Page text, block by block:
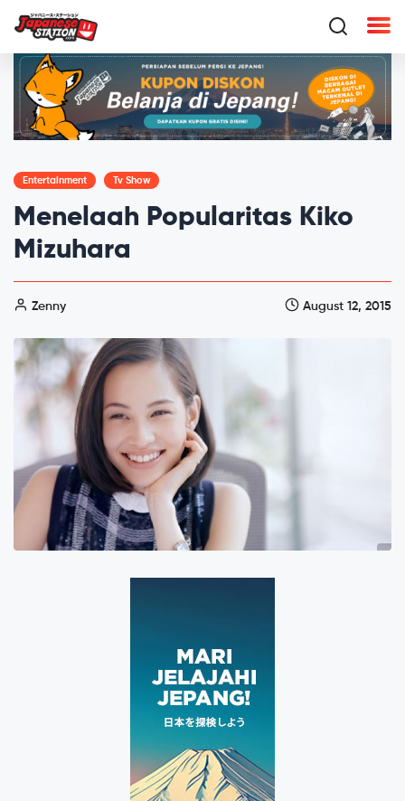
Entertainment Tv Show
Menelaah Popularitas Kiko
Mizuhara
Zenny August 12, 2015